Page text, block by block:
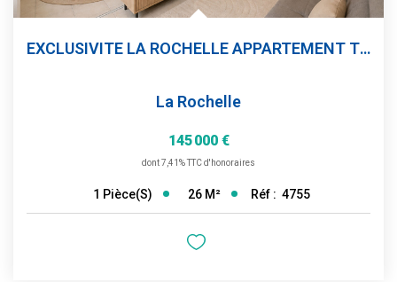
EXCLUSIVITE LA ROCHELLE APPARTEMENT T1 BIS + PARKING
La Rochelle
145 000 €
dont 7,41% TTC d'honoraires
1 Pièce(s) 26 M² Réf : 4755